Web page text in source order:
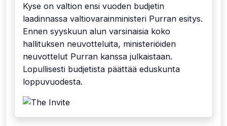
Kyse on valtion ensi vuoden budjetin
laadinnassa valtiovarainministeri Purran esitys.
Ennen syyskuun alun varsinaisia koko
hallituksen neuvotteluita, ministeriöiden
neuvottelut Purran kanssa julkaistaan.
Lopullisesti budjetista päättää eduskunta
loppuvuodesta.